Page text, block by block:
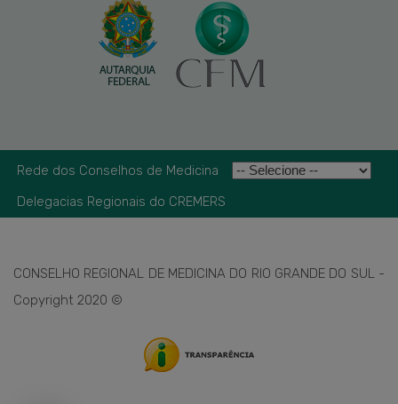
Rede dos Conselhos de Medicina
Delegacias Regionais do CREMERS
CONSELHO REGIONAL DE MEDICINA DO RIO GRANDE DO SUL -
Copyright 2020 ©